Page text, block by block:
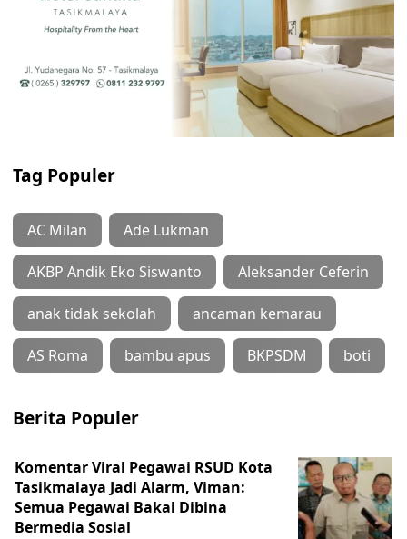
Tag Populer
AC Milan Ade Lukman
AKBP Andik Eko Siswanto Aleksander Ceferin
anak tidak sekolah ancaman kemarau
AS Roma bambu apus BKPSDM boti
Berita Populer
Komentar Viral Pegawai RSUD Kota
Tasikmalaya Jadi Alarm, Viman:
Semua Pegawai Bakal Dibina
Bermedia Sosial